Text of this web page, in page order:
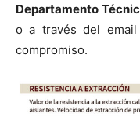
Departamento
o a través del
compromiso.